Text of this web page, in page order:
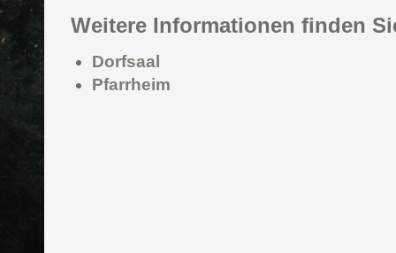
Weitere Informationen finden
Dorfsaal
Pfarrheim